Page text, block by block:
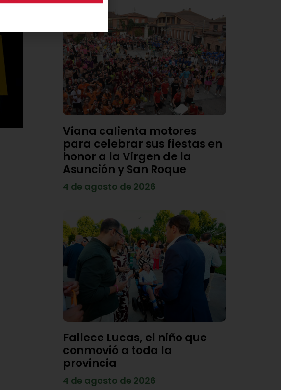
Viana calienta motores
para celebrar sus fiestas en
honor a la Virgen de la
Asunción y San Roque
4 de agosto de 2026
Fallece Lucas, el niño que
conmovió a toda la
provincia
4 de agosto de 2026